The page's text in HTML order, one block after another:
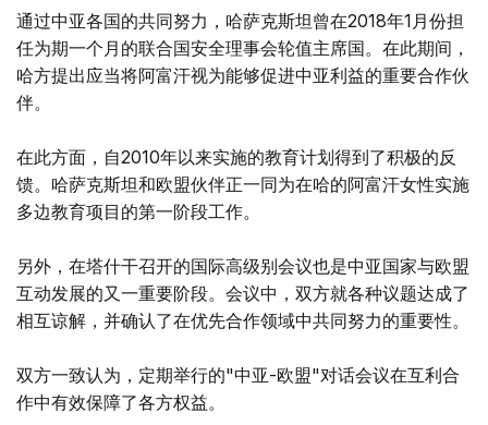
通过中亚各国的共同努力，哈萨克斯坦曾在2018年1月份担
任为期一个月的联合国安全理事会轮值主席国。在此期间，
哈方提出应当将阿富汗视为能够促进中亚利益的重要合作伙
伴。
在此方面，自2010年以来实施的教育计划得到了积极的反
馈。哈萨克斯坦和欧盟伙伴正一同为在哈的阿富汗女性实施
多边教育项目的第一阶段工作。
另外，在塔什干召开的国际高级别会议也是中亚国家与欧盟
互动发展的又一重要阶段。会议中，双方就各种议题达成了
相互谅解，并确认了在优先合作领域中共同努力的重要性。
双方一致认为，定期举行的"中亚-欧盟"对话会议在互利合
作中有效保障了各方权益。